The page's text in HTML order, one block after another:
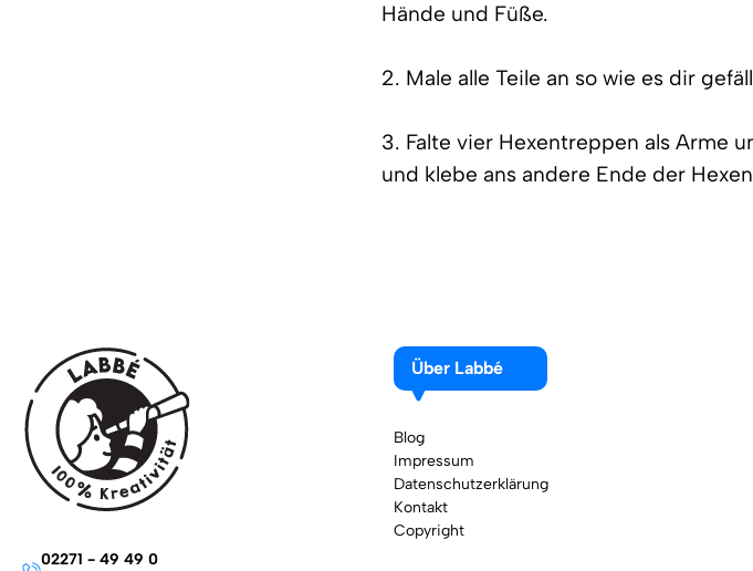
Hände und Füße.
2. Male alle Teile an so wie es dir
3. Falte vier Hexentreppen als Arme
und klebe ans andere Ende der
02271 - 49 49 0
Über Labbé
Blog
Impressum
Datenschutzerklärung
Kontakt
Copyright